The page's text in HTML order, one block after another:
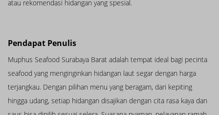
atau rekomendasi hidangan yang spesial.
Pendapat Penulis
Muphus Seafood Surabaya Barat adalah tempat ideal bagi pecinta
seafood yang menginginkan hidangan laut segar dengan harga
terjangkau. Dengan pilihan menu yang beragam, dari kepiting
hingga udang, setiap hidangan disajikan dengan cita rasa kaya dan